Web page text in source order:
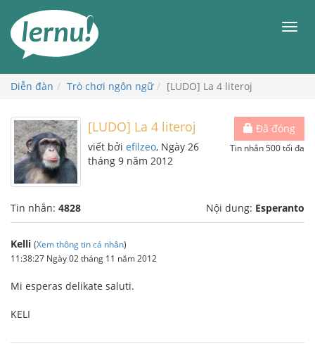
đến
phần
dung
Diễn đàn Trò chơi ngôn ngữ [LUDO] La 4 literoj
Đã đóng
Tin nhắn 500 tối đa
[LUDO] La 4 literoj
viết bởi efilzeo, Ngày 26
tháng 9 năm 2012
Tin nhắn: 4828 Nội dung: Esperanto
Kelli (Xem thông tin cá nhân)
11:38:27 Ngày 02 tháng 11 năm 2012
Mi esperas delikate saluti.
KELI